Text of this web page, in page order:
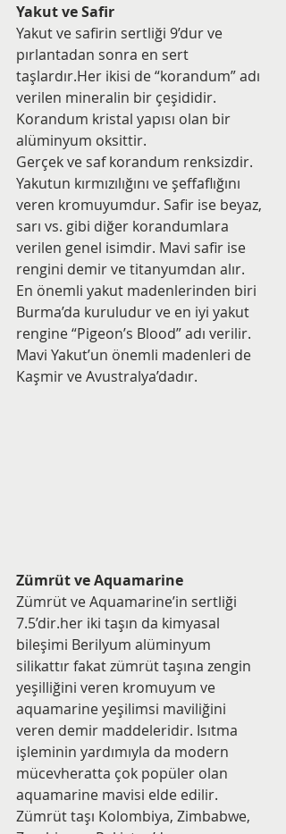
Yakut ve Safir
Yakut ve safirin sertliği 9’dur ve
pırlantadan sonra en sert
taşlardır.Her ikisi de “korandum” adı
verilen mineralin bir çeşididir.
Korandum kristal yapısı olan bir
alüminyum oksittir.
Gerçek ve saf korandum renksizdir.
Yakutun kırmızılığını ve şeffaflığını
veren kromuyumdur. Safir ise beyaz,
sarı vs. gibi diğer korandumlara
verilen genel isimdir. Mavi safir ise
rengini demir ve titanyumdan alır.
En önemli yakut madenlerinden biri
Burma’da kuruludur ve en iyi yakut
rengine “Pigeon’s Blood” adı verilir.
Mavi Yakut’un önemli madenleri de
Kaşmir ve Avustralya’dadır.
Zümrüt ve Aquamarine
Zümrüt ve Aquamarine’in sertliği
7.5’dir.her iki taşın da kimyasal
bileşimi Berilyum alüminyum
silikattır fakat zümrüt taşına zengin
yeşilliğini veren kromuyum ve
aquamarine yeşilimsi maviliğini
veren demir maddeleridir. Isıtma
işleminin yardımıyla da modern
mücevheratta çok popüler olan
aquamarine mavisi elde edilir.
Zümrüt taşı Kolombiya, Zimbabwe,